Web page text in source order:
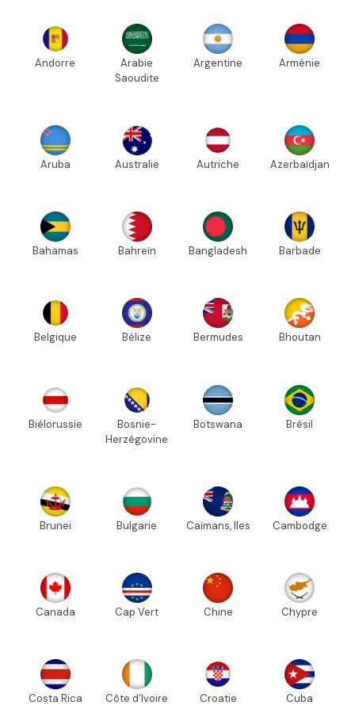
Andorre
Arabie
Saoudite
Argentine Arménie
Aruba Australie Autriche Azerbaïdjan
Bahamas Bahreïn Bangladesh Barbade
Belgique Bélize Bermudes Bhoutan
Biélorussie
Bosnie-
Herzégovine
Botswana Brésil
Brunei Bulgarie Caïmans, Iles Cambodge
Canada Cap Vert Chine Chypre
Costa Rica Côte d'Ivoire Croatie Cuba